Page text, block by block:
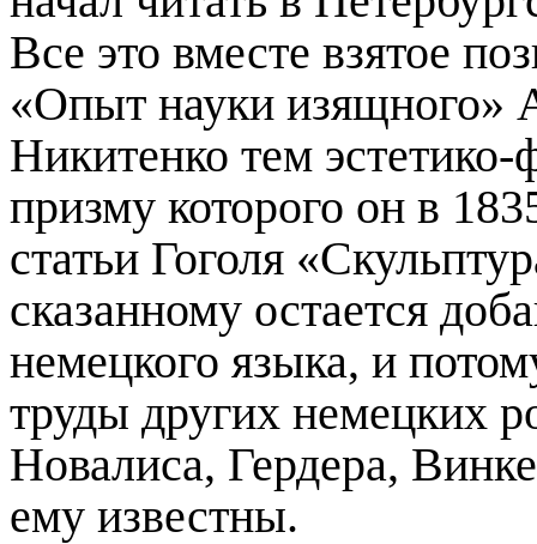
Все это вместе взятое
«Опыт науки изящного»
Никитенко тем
призму которого он в
статьи Гоголя
сказанному остается
немецкого языка, и
труды других немецких
Новалиса, Гердера,
ему известны.